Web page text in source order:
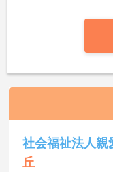
社会福祉法人
丘